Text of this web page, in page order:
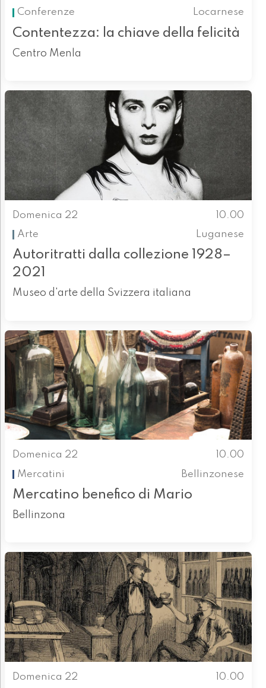
Conferenze
Locarnese
Contentezza: la chiave della felicità
Centro Menla
Domenica 22
10.00
Arte
Luganese
Autoritratti dalla collezione 1928–
2021
Museo d'arte della Svizzera italiana
Domenica 22
10.00
Mercatini
Bellinzonese
Mercatino benefico di Mario
Bellinzona
Domenica 22 10.00